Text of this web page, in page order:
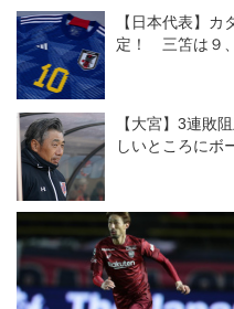
【日本代表】
定！ 三笘は９
【大宮】3連敗
しいところにボ